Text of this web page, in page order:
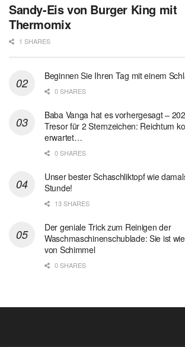
Sandy-Eis von Burger King mit
Thermomix
1 SHARES
Beginnen Sie Ihren Tag mit einem
0 SHARES
Baba Vanga hat es vorhergesagt –
Tresor für 2 Sternzeichen: Reichtum
erwartet…
0 SHARES
Unser bester Schaschliktopf wie
Stunde!
13 SHARES
Der geniale Trick zum Reinigen der
Waschmaschinenschublade: Sie ist
von Schimmel
0 SHARES